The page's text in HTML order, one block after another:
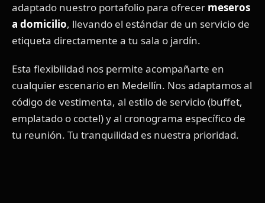
adaptado nuestro portafolio para ofrecer meseros
a domicilio, llevando el estándar de un servicio de
etiqueta directamente a tu sala o jardín.
Esta flexibilidad nos permite acompañarte en
cualquier escenario en Medellín. Nos adaptamos al
código de vestimenta, al estilo de servicio (buffet,
emplatado o coctel) y al cronograma específico de
tu reunión. Tu tranquilidad es nuestra prioridad.